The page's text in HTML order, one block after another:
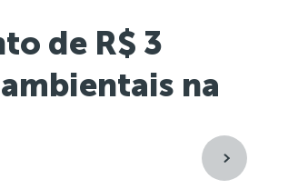
de R$ 3
na